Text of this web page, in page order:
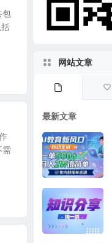
包
需
网站文章
最新文章